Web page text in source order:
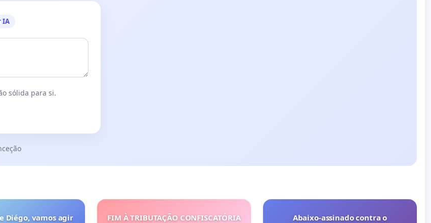
IA
sólida para si.
Diégo, vamos agir
FIM À TRIBUTAÇÃO CONFISCATÓRIA
Abaixo-assinado contra o